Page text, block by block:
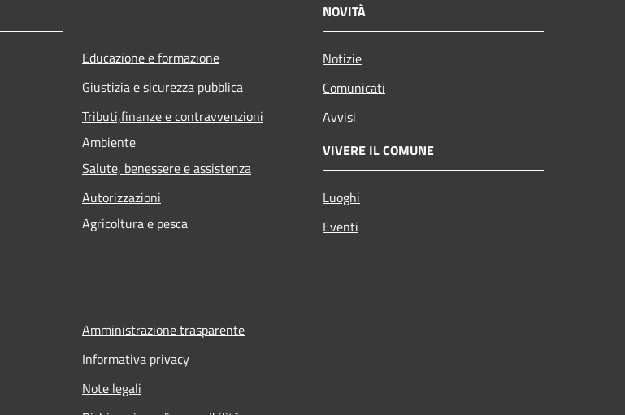
Educazione e formazione
Giustizia e sicurezza pubblica
Tributi,finanze e contravvenzioni
Ambiente
Salute, benessere e assistenza
Autorizzazioni
Agricoltura e pesca
NOVITÀ
Notizie
Comunicati
Avvisi
VIVERE IL COMUNE
Luoghi
Eventi
Amministrazione trasparente
Informativa privacy
Note legali